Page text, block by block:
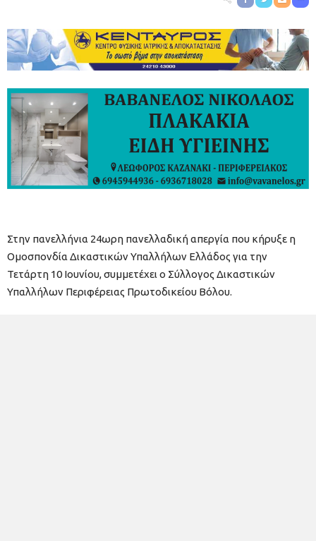
Στην πανελλήνια 24ωρη πανελλαδική απεργία που κήρυξε η
Ομοσπονδία Δικαστικών Υπαλλήλων Ελλάδος για την
Τετάρτη 10 Ιουνίου, συμμετέχει ο Σύλλογος Δικαστικών
Υπαλλήλων Περιφέρειας Πρωτοδικείου Βόλου.